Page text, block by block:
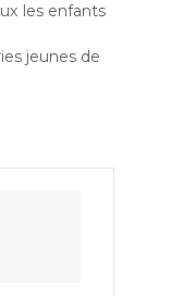
les enfants
jeunes de